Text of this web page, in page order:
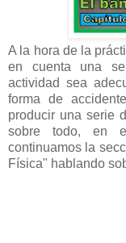
A la hora de la
en cuenta una
actividad sea
forma de
producir una serie
sobre todo, en
continuamos la
Física" hablando